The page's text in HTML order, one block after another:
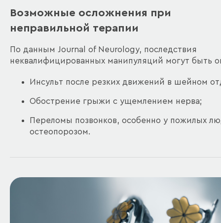
Возможные осложнения при
неправильной терапии
По данным Journal of Neurology, последствия
неквалифицированных манипуляций могут быть
Инсульт после резких движений в шейном
Обострение грыжи с ущемлением нерва;
Переломы позвонков, особенно у пожилых
остеопорозом.